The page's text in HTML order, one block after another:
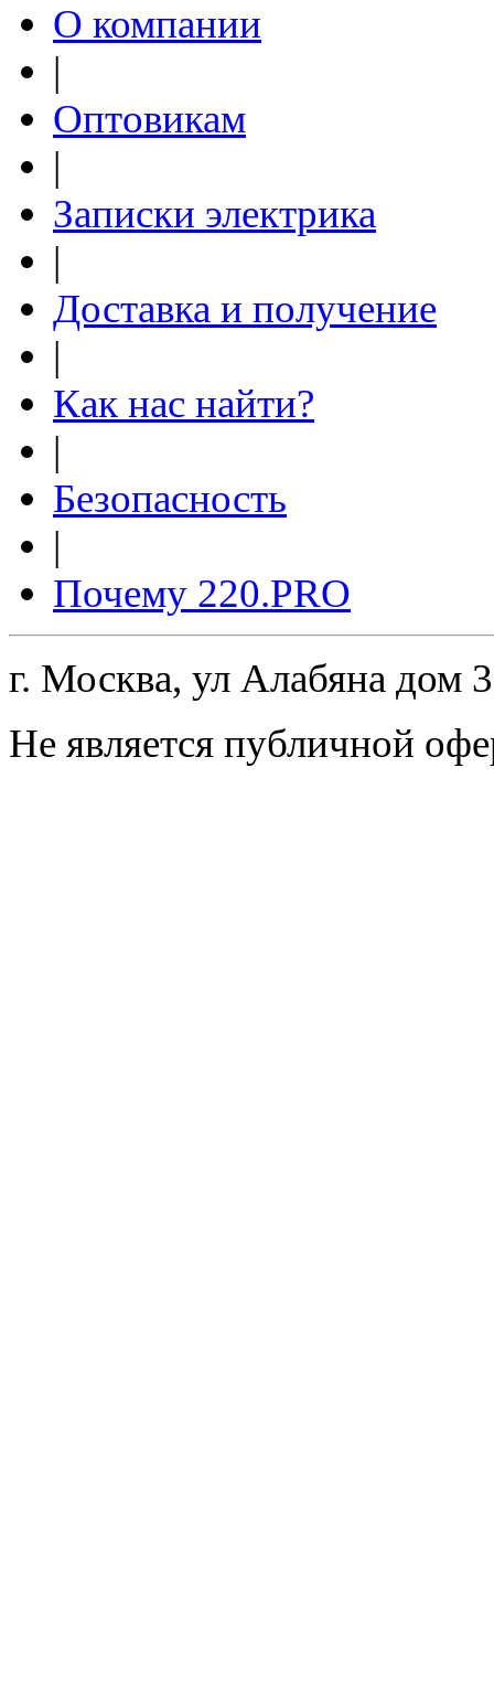
О компании
|
Оптовикам
|
Записки электрика
|
Доставка и получение
|
Как нас найти?
|
Безопасность
|
Почему 220.PRO
г. Москва, ул Алабяна дом
Не является публичной